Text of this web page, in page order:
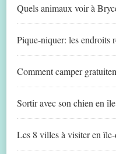
Quels animaux voir à
Pique-niquer: les endroits
Comment camper
Sortir avec son chien en
Les 8 villes à visiter en